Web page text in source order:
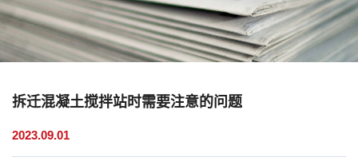
拆迁混凝土搅拌站时需要注意的问题
2023.09.01